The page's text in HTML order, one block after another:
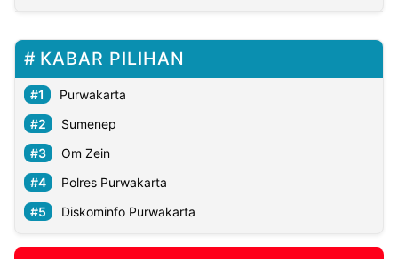
KABAR PILIHAN
Purwakarta
Sumenep
Om Zein
Polres Purwakarta
Diskominfo Purwakarta